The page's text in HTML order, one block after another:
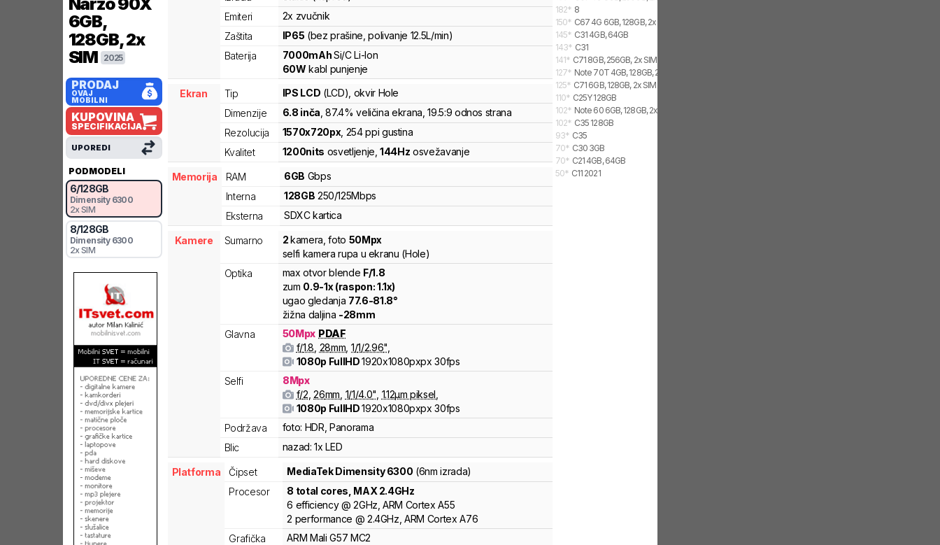
Narzo 90X
6GB,
128GB, 2x
SIM
2025
PRODAJ
OVAJ
MOBILNI
KUPOVINA
SPECIFIKACIJA
UPOREDI
PODMODELI
6/128GB
Dimensity 6300
2x SIM
8/128GB
Dimensity 6300
2x SIM
Emiteri
2x zvučnik
Zaštita
IP65 (bez prašine, polivanje 12.5L/min)
Baterija
7000mAhSi/C Li-Ion
60W kabl punjenje
Ekran Tip IPS LCD (LCD) , okvir Hole
Dimenzije
6.8 inča , 87.4% veličina ekrana , 19.5:9 odnos strana
Rezolucija
1570x720px, 254ppi gustina
Kvalitet
1200nits osvetljenje 144Hz osvežavanje
Memorija RAM 6GB Gbps
Interna
128GB 250/125Mbps
Eksterna
SDXCkartica
Kamere Sumarno 2kamera foto 50Mpx
selfi kamera rupa u ekranu (Hole)
Optika
max otvor blende F/1.8
zum 0.9-1x (raspon:1.1x)
ugao gledanja 77.6-81.8°
žižna daljina -28mm
Glavna
50Mpx PDAF
f/1.8 28mm 1/1/2.96"
1080p FullHD1920x1080pxpx30fps
Selfi
8Mpx
f/2 26mm 1/1/4.0" 1.12µm piksel
1080p FullHD1920x1080pxpx30fps
Podržava
foto: HDR, Panorama
Blic
nazad: 1x LED
Platforma Čipset MediaTekDimensity 6300 (6nm izrada)
Procesor
8 total cores , MAX 2.4GHz
6 efficiency @ 2GHz,ARM Cortex A55
2 performance @ 2.4GHz,ARM Cortex A76
Grafička
ARM Mali G57 MC2
182* 8
150* C67 4G 6GB, 128GB, 2x SIM
145* C31 4GB, 64GB
143* C31
141* C71 8GB, 256GB, 2x SIM
127* Note 70T 4GB, 128GB, 2x SIM
125* C71 6GB, 128GB, 2x SIM
110* C25Y 128GB
102* Note 60 6GB, 128GB, 2x SIM
102* C35 128GB
93* C35
70* C30 3GB
70* C21 4GB, 64GB
50* C11 2021